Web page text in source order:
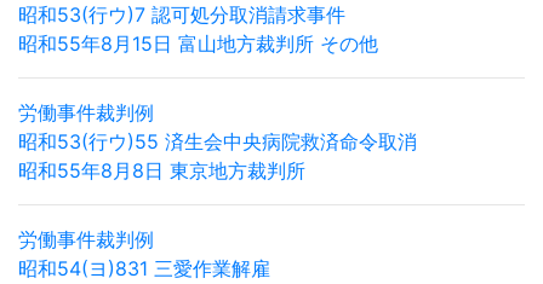
昭和53(行ウ)7 認可処分取消請求事件
昭和55年8月15日 富山地方裁判所 その他
労働事件裁判例
昭和53(行ウ)55 済生会中央病院救済命令取消
昭和55年8月8日 東京地方裁判所
労働事件裁判例
昭和54(ヨ)831 三愛作業解雇